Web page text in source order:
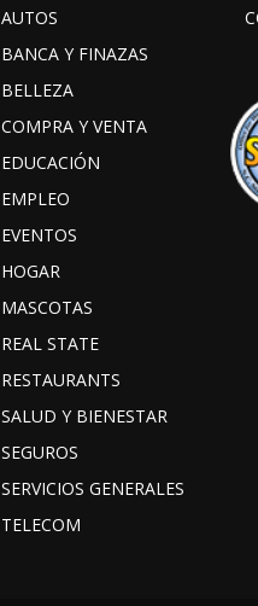
AUTOS
BANCA Y FINAZAS
BELLEZA
COMPRA Y VENTA
EDUCACIÓN
EMPLEO
EVENTOS
HOGAR
MASCOTAS
REAL STATE
RESTAURANTS
SALUD Y BIENESTAR
SEGUROS
SERVICIOS GENERALES
TELECOM